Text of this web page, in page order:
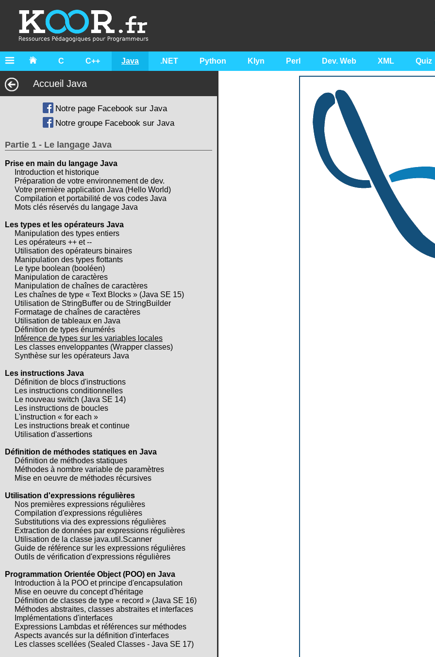
C C++ Java .NET Python Klyn Perl Dev. Web XML Quiz
Accueil Java
Notre page Facebook sur Java
Notre groupe Facebook sur Java
Partie 1 - Le langage Java
Prise en main du langage Java
Introduction et historique
Préparation de votre environnement de dev.
Votre première application Java (Hello World)
Compilation et portabilité de vos codes Java
Mots clés réservés du langage Java
Les types et les opérateurs Java
Manipulation des types entiers
Les opérateurs ++ et --
Utilisation des opérateurs binaires
Manipulation des types flottants
Le type boolean (booléen)
Manipulation de caractères
Manipulation de chaînes de caractères
Les chaînes de type « Text Blocks » (Java SE 15)
Utilisation de StringBuffer ou de StringBuilder
Formatage de chaînes de caractères
Utilisation de tableaux en Java
Définition de types énumérés
Inférence de types sur les variables locales
Les classes enveloppantes (Wrapper classes)
Synthèse sur les opérateurs Java
Les instructions Java
Définition de blocs d'instructions
Les instructions conditionnelles
Le nouveau switch (Java SE 14)
Les instructions de boucles
L'instruction « for each »
Les instructions break et continue
Utilisation d'assertions
Définition de méthodes statiques en Java
Définition de méthodes statiques
Méthodes à nombre variable de paramètres
Mise en oeuvre de méthodes récursives
Utilisation d'expressions régulières
Nos premières expressions régulières
Compilation d'expressions régulières
Substitutions via des expressions régulières
Extraction de données par expressions régulières
Utilisation de la classe java.util.Scanner
Guide de référence sur les expressions régulières
Outils de vérification d'expressions régulières
Programmation Orientée Object (POO) en Java
Introduction à la POO et principe d'encapsulation
Mise en oeuvre du concept d'héritage
Définition de classes de type « record » (Java SE 16)
Méthodes abstraites, classes abstraites et interfaces
Implémentations d'interfaces
Expressions Lambdas et références sur méthodes
Aspects avancés sur la définition d'interfaces
Les classes scellées (Sealed Classes - Java SE 17)